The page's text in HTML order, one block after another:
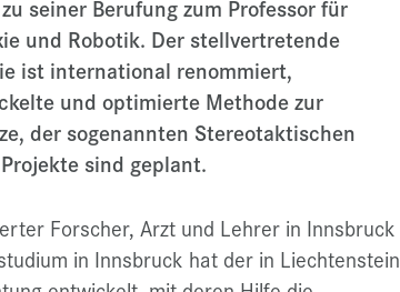
seiner Berufung zum Professor für
und Robotik. Der stellvertretende
ist international renommiert,
und optimierte Methode zur
der sogenannten Stereotaktischen
sind geplant.
Forscher, Arzt und Lehrer in Innsbruck
in Innsbruck hat der in Liechtenstein